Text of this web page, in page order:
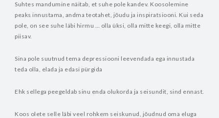
Suhtes mandumine näitab, et suhe pole kandev. Koosolemine
peaks innustama, andma teotahet, jõudu ja inspiratsiooni. Kui seda
pole, on see suhe läbi hirmu … olla üksi, olla mitte keegi, olla mitte
piisav.
Sina pole suutnud tema depressiooni leevendada ega innustada
teda olla, elada ja edasi pürgida
Ehk sellega peegeldab sinu enda olukorda ja seisundit, sind ennast.
Koos olete selle läbi veel rohkem seiskunud, jõudnud oma eluga